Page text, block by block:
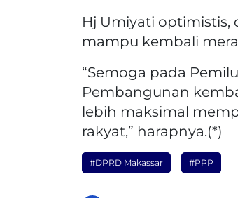
Hj Umiyati optimistis,
mampu kembali
“Semoga pada
Pembangunan
lebih maksimal
rakyat,” harapnya.(*)
#DPRD Makassar #PPP